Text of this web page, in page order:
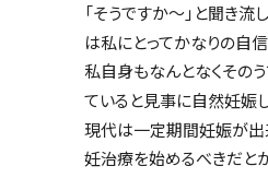
「そうですか〜」と聞き
は私にとってかなりの自
私自身もなんとなくその
ていると見事に自然妊娠
現代は一定期間妊娠が出
妊治療を始めるべきだと